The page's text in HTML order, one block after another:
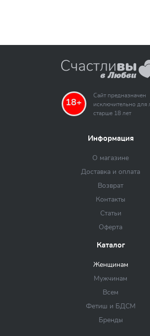
18+
Сайт предназначен
исключительно для
старше 18 лет
Информация
О магазине
Доставка и оплата
Возврат
Контакты
Статьи
Оферта
Каталог
Женщинам
Мужчинам
Всем
Фетиш и БДСМ
Бренды